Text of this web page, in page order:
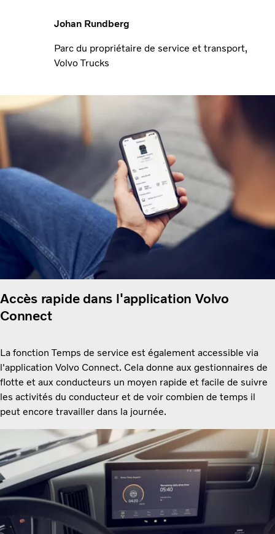
Johan Rundberg
Parc du propriétaire de service et transport,
Volvo Trucks
Accès rapide dans l'application Volvo
Connect
La fonction Temps de service est également accessible via
l'application Volvo Connect. Cela donne aux gestionnaires de
flotte et aux conducteurs un moyen rapide et facile de suivre
les activités du conducteur et de voir combien de temps il
peut encore travailler dans la journée.